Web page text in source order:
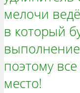
мелочи
в который
поэтому
место!